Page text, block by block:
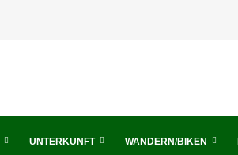
UNTERKUNFT WANDERN/BIKEN